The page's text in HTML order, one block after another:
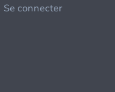
Se connecter